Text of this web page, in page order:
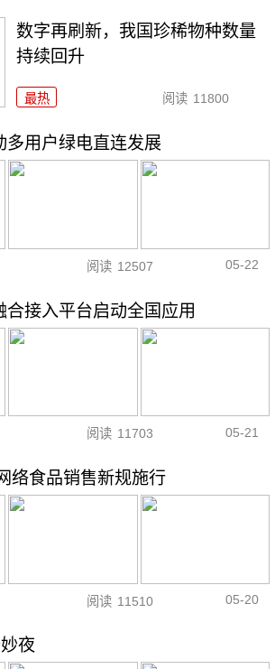
数字再刷新，我国珍稀物种数量
持续回升
最热 阅读 11800
多用户绿电直连发展
阅读 12507 05-22
合接入平台启动全国应用
阅读 11703 05-21
络食品销售新规施行
阅读 11510 05-20
夜